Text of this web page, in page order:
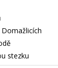
stezku